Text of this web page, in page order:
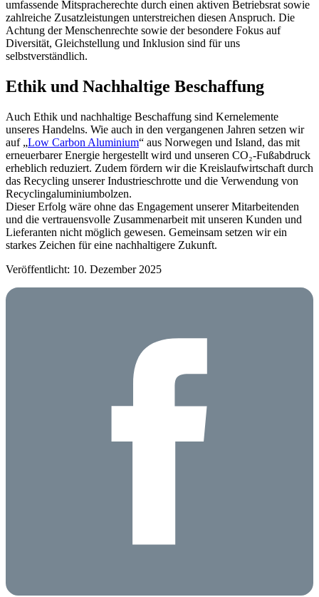
umfassende Mitspracherechte durch einen aktiven Betriebsrat sowie
zahlreiche Zusatzleistungen unterstreichen diesen Anspruch. Die
Achtung der Menschenrechte sowie der besondere Fokus auf
Diversität, Gleichstellung und Inklusion sind für uns
selbstverständlich.
Ethik und Nachhaltige Beschaffung
Auch Ethik und nachhaltige Beschaffung sind Kernelemente
unseres Handelns. Wie auch in den vergangenen Jahren setzen wir
auf „Low Carbon Aluminium“ aus Norwegen und Island, das mit
erneuerbarer Energie hergestellt wird und unseren CO₂-Fußabdruck
erheblich reduziert. Zudem fördern wir die Kreislaufwirtschaft durch
das Recycling unserer Industrieschrotte und die Verwendung von
Recyclingaluminiumbolzen.
Dieser Erfolg wäre ohne das Engagement unserer Mitarbeitenden
und die vertrauensvolle Zusammenarbeit mit unseren Kunden und
Lieferanten nicht möglich gewesen. Gemeinsam setzen wir ein
starkes Zeichen für eine nachhaltigere Zukunft.
Veröffentlicht: 10. Dezember 2025